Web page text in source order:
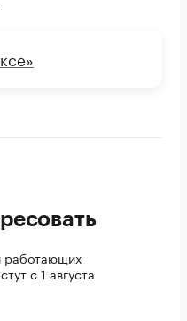
работающих
с 1 августа